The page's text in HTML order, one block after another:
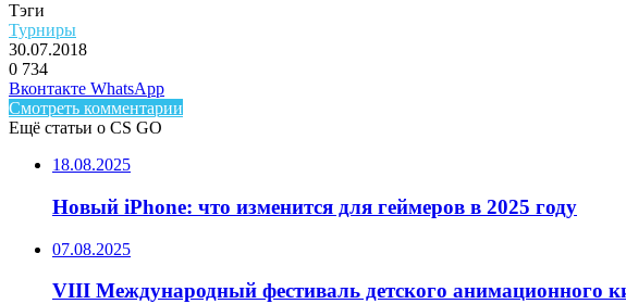
Тэги
Турниры
30.07.2018
0 734
Facebook
Twitter
LinkedIn
Вконтакте WhatsAppTelegram
Смотреть комментарии
Ещё статьи о CS GO
18.08.2025
Новый iPhone: что изменится для геймеров в 2025 году
07.08.2025
VIII Международный фестиваль детского анимационного